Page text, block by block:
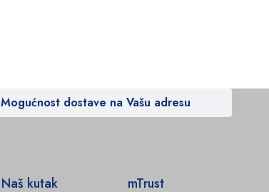
Mogućnost dostave na Vašu adresu
Naš kutak mTrust